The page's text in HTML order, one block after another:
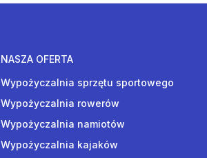
NASZA OFERTA
Wypożyczalnia sprzętu sportowego
Wypożyczalnia rowerów
Wypożyczalnia namiotów
Wypożyczalnia kajaków